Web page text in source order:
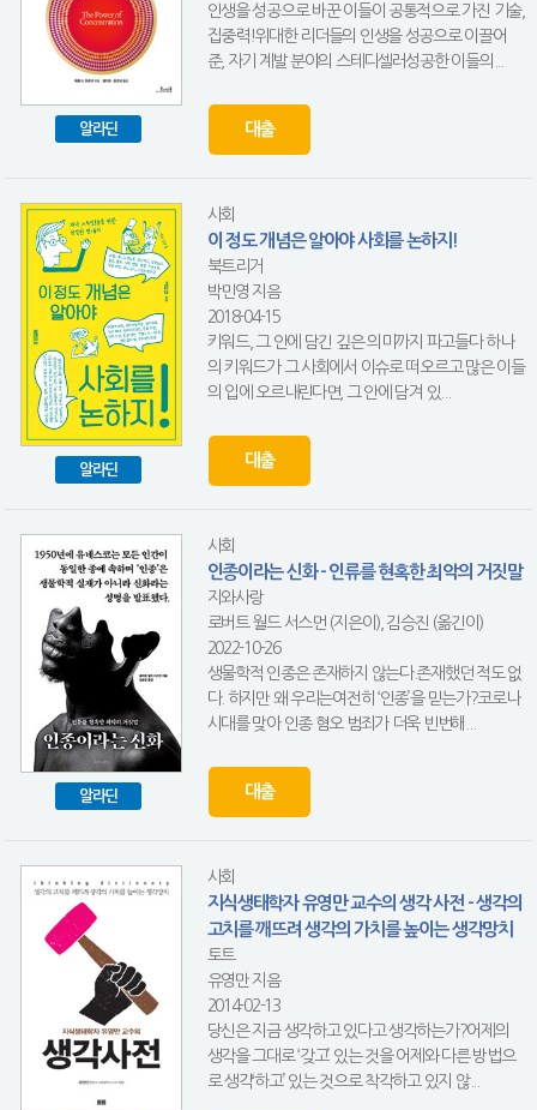
알라딘
인생을 성공으로 바꾼 이들이 공통적으로 가진 기술,
집중력!위대한 리더들의 인생을 성공으로 이끌어
준, 자기 계발 분야의 스테디셀러성공한 이들의...
대출
알라딘
사회
이 정도 개념은 알아야 사회를 논하지!
북트리거
박민영 지음
2018-04-15
키워드, 그 안에 담긴 깊은 의미까지 파고들다 하나
의 키워드가 그 사회에서 이슈로 떠오르고 많은 이들
의 입에 오르내린다면, 그 안에 담겨 있...
대출
알라딘
사회
인종이라는 신화 - 인류를 현혹한 최악의 거짓말
지와사랑
로버트 월드 서스먼 (지은이), 김승진 (옮긴이)
2022-10-26
생물학적 인종은 존재하지 않는다.존재했던 적도 없
다. 하지만 왜 우리는여전히 ‘인종’을 믿는가?코로나
시대를 맞아 인종 혐오 범죄가 더욱 빈번해...
대출
사회
지식생태학자 유영만 교수의 생각 사전 - 생각의
고치를 깨뜨려 생각의 가치를 높이는 생각망치
토트
유영만 지음
2014-02-13
당신은 지금 생각하고 있다고 생각하는가?어제의
생각을 그대로 ‘갖고’ 있는 것을 어제와 다른 방법으
로 생각‘하고’ 있는 것으로 착각하고 있지 않...